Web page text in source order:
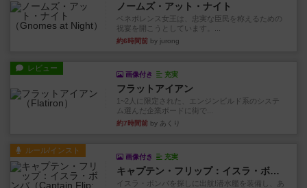
ノームズ・アット・ナイト
ベネボレンス女王は、忠実な臣民を称えるための
祝宴を開こうとしています。...
約6時間前 by jurong
レビュー
画像付き 充実
フラットアイアン
1~2人に限定された、エンジンビルド系のシステ
ム選んだ企業ボードに街で...
約7時間前 by あくり
ルール/インスト
画像付き 充実
キャプテン・フリップ：イスラ・ボンバ
イスラ・ボンバを探しに出航!潜水艦を装備し、あ